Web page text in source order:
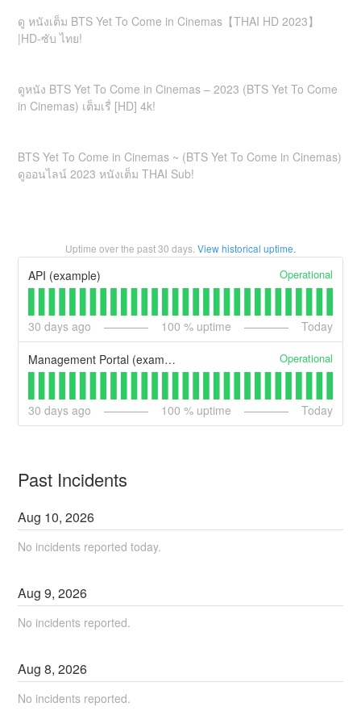
ดู หนังเต็ม BTS Yet To Come in Cinemas【THAI HD 2023】
|HD-ซับ ไทย!
ดูหนัง BTS Yet To Come in Cinemas – 2023 (BTS Yet To Come
in Cinemas) เต็มเรื่ [HD] 4k!
BTS Yet To Come in Cinemas ~ (BTS Yet To Come in Cinemas)
ดูออนไลน์ 2023 หนังเต็ม THAI Sub!
Uptime over the past30 days. View historical uptime.
API (example) Operational
30 days ago 100 % uptime Today
Management Portal (example) Operational
30 days ago 100 % uptime Today
Past Incidents
Aug 10,2026
No incidents reported today.
Aug9,2026
No incidents reported.
Aug8,2026
No incidents reported.